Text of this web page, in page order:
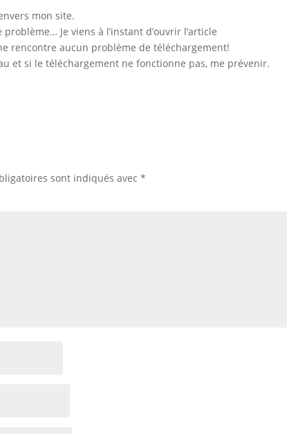
mon site.
Je viens à l’instant d’ouvrir l’article
rencontre aucun problème de téléchargement!
et si le téléchargement ne fonctionne pas, me prévenir.
sont indiqués avec *